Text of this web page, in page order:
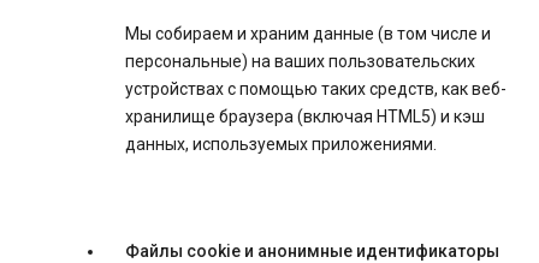
Мы собираем и храним данные (в том числе и
персональные) на ваших пользовательских
устройствах с помощью таких средств, как веб-
хранилище браузера (включая HTML5) и кэш
данных, используемых приложениями.
Файлы cookie и анонимные идентификаторы